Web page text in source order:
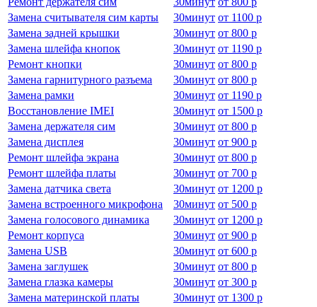
Замена считывателя сим карты
30минут от 1100 р
Замена задней крышки
30минут от 800 р
Замена шлейфа кнопок
30минут от 1190 р
Ремонт кнопки
30минут от 800 р
Замена гарнитурного разъема
30минут от 800 р
Замена рамки
30минут от 1190 р
Восстановление IMEI
30минут от 1500 р
Замена держателя сим
30минут от 800 р
Замена дисплея
30минут от 900 р
Ремонт шлейфа экрана
30минут от 800 р
Ремонт шлейфа платы
30минут от 700 р
Замена датчика света
30минут от 1200 р
Замена встроенного микрофона
30минут от 500 р
Замена голосового динамика
30минут от 1200 р
Ремонт корпуса
30минут от 900 р
Замена USB
30минут от 600 р
Замена заглушек
30минут от 800 р
Замена глазка камеры
30минут от 300 р
Замена материнской платы
30минут от 1300 р